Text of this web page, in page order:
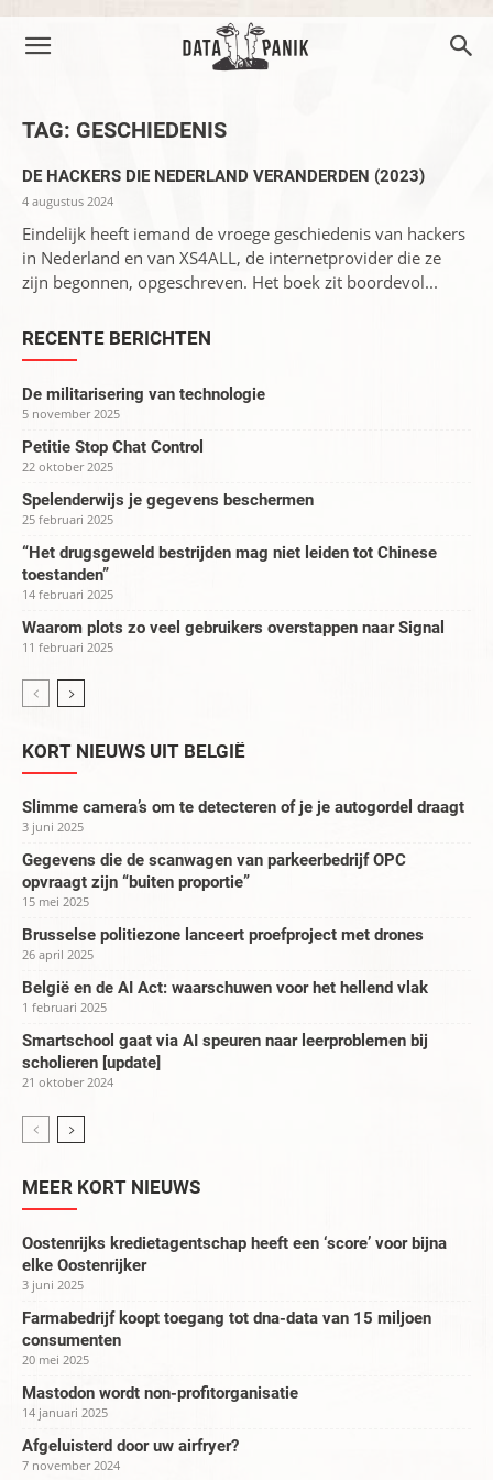
TAG: GESCHIEDENIS
DE HACKERS DIE NEDERLAND VERANDERDEN (2023)
4 augustus 2024
Eindelijk heeft iemand de vroege geschiedenis van hackers
in Nederland en van XS4ALL, de internetprovider die ze
zijn begonnen, opgeschreven. Het boek zit boordevol...
RECENTE BERICHTEN
De militarisering van technologie
5 november 2025
Petitie Stop Chat Control
22 oktober 2025
Spelenderwijs je gegevens beschermen
25 februari 2025
“Het drugsgeweld bestrijden mag niet leiden tot Chinese
toestanden”
14 februari 2025
Waarom plots zo veel gebruikers overstappen naar Signal
11 februari 2025
KORT NIEUWS UIT BELGIË
Slimme camera’s om te detecteren of je je autogordel draagt
3 juni 2025
Gegevens die de scanwagen van parkeerbedrijf OPC
opvraagt zijn “buiten proportie”
15 mei 2025
Brusselse politiezone lanceert proefproject met drones
26 april 2025
België en de AI Act: waarschuwen voor het hellend vlak
1 februari 2025
Smartschool gaat via AI speuren naar leerproblemen bij
scholieren [update]
21 oktober 2024
MEER KORT NIEUWS
Oostenrijks kredietagentschap heeft een ‘score’ voor bijna
elke Oostenrijker
3 juni 2025
Farmabedrijf koopt toegang tot dna-data van 15 miljoen
consumenten
20 mei 2025
Mastodon wordt non-profitorganisatie
14 januari 2025
Afgeluisterd door uw airfryer?
7 november 2024